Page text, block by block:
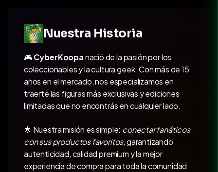
Nuestra Historia
🎮CyberKoopanació de la pasión por los
coleccionables y la cultura geek. Con más de 15
años en el mercado, nos especializamos en
traerte las figuras más exclusivas y ediciones
limitadas que no encontrás en cualquier lado.
🌟 Nuestra misión es simple: conectar fanáticos
con sus productos favoritos, garantizando
autenticidad, calidad premium y la mejor
experiencia de compra para toda la comunidad